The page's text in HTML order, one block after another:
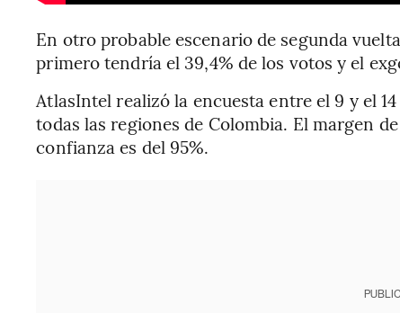
En otro probable escenario de segunda
primero tendría el 39,4% de los votos y el
AtlasIntel realizó la encuesta entre el 9 y el
todas las regiones de Colombia. El margen
confianza es del 95%.